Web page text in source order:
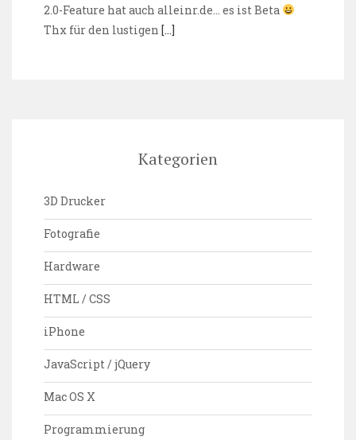
2.0-Feature hat auch alleinr.de… es ist Beta
Thx für den lustigen […]
Kategorien
3D Drucker
Fotografie
Hardware
HTML / CSS
iPhone
JavaScript / jQuery
Mac OS X
Programmierung